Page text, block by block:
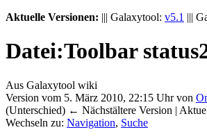
Aktuelle Versionen: ||| Galaxytool: v5.1 |||
Datei:Toolbar
Aus Galaxytool wiki
Version vom 5. März 2010, 22:15 Uhr von
(Unterschied) ← Nächstältere Version |
Wechseln zu: Navigation, Suche